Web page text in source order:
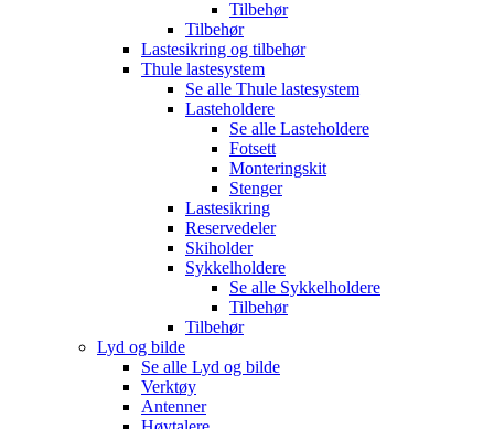
Tilbehør
Tilbehør
Lastesikring og tilbehør
Thule lastesystem
Se alle Thule lastesystem
Lasteholdere
Se alle Lasteholdere
Fotsett
Monteringskit
Stenger
Lastesikring
Reservedeler
Skiholder
Sykkelholdere
Se alle Sykkelholdere
Tilbehør
Tilbehør
Lyd og bilde
Se alle Lyd og bilde
Verktøy
Antenner